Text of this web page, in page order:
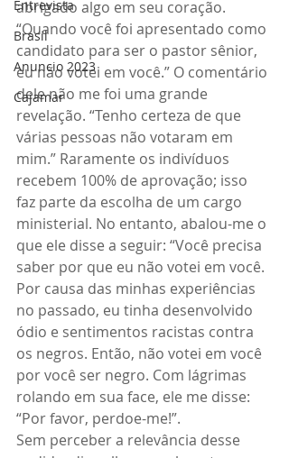
Entrevista
Brasil
Anuncio 2023
Cajamar
abrigado algo em seu coração.
“Quando você foi apresentado como
candidato para ser o pastor sênior,
eu não votei em você.” O comentário
dele não me foi uma grande
revelação. “Tenho certeza de que
várias pessoas não votaram em
mim.” Raramente os indivíduos
recebem 100% de aprovação; isso
faz parte da escolha de um cargo
ministerial. No entanto, abalou-me o
que ele disse a seguir: “Você precisa
saber por que eu não votei em você.
Por causa das minhas experiências
no passado, eu tinha desenvolvido
ódio e sentimentos racistas contra
os negros. Então, não votei em você
por você ser negro. Com lágrimas
rolando em sua face, ele me disse:
“Por favor, perdoe-me!”.
Sem perceber a relevância desse